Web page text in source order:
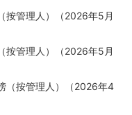
按管理人）（2026年5月
按管理人）（2026年5月
（按管理人）（2026年4